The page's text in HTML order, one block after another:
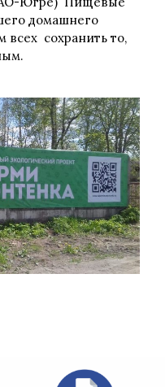
домашнего
всех сохранить то,